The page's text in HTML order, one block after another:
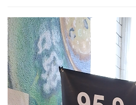
Lecteur
vidéo